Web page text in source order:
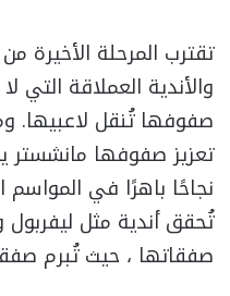
تقترب المرحلة الأخيرة
والأندية العملاقة التي
صفوفها تُنقل لاعبيها.
تعزيز صفوفها مانشستر
نجاحًا باهرًا في
تُحقق أندية مثل
صفقاتها ، حيث تُبرم